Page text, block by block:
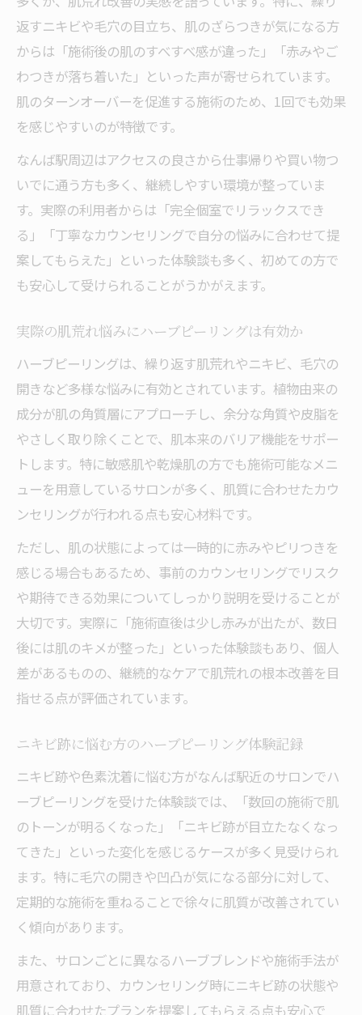
験
ハーブピーリングで叶える理想肌への近道
とは
駅近サロン選びとハーブピーリング施術の
流れ
仕事帰りに通えるハーブピーリングの魅力
ハーブピーリングで得られる肌荒れ改善効
果
敏感肌にも安心なハーブピーリングの選び方
敏感肌対応のハーブピーリング選択ポイン
ト
ハーブピーリング選びで大切なカウンセリ
ング
肌荒れを防ぐための施術コース選びのコツ
サロンごとに異なるハーブピーリングの安
全性
肌のターンオーバー正常化をサポートする方法
ハーブピーリングでターンオーバーを整え
肌荒れ改善に役立つターンオーバー促進術
ターンオーバー正常化とハーブピーリング
の関係
健やかな肌を目指すためのケアポイント
ターンオーバー周期に適したハーブピーリ
ング回数
ト
施術後の肌荒れ予防に必要なケア方法
ハーブピーリング後の保湿と紫外線対策の
重要性
ダウンタイム中の肌荒れ対策ポイントまと
め
ハーブピーリング後の赤みや乾燥に注意す
べき点
肌荒れを防ぐためのセルフケア実践法
悩み別に見るハーブピーリングの効果実感
返すニキビや毛穴の目立ち、肌のざらつきが気になる方
からは「施術後の肌のすべすべ感が違った」「赤みやご
わつきが落ち着いた」といった声が寄せられています。
肌のターンオーバーを促進する施術のため、1回でも効果
を感じやすいのが特徴です。
なんば駅周辺はアクセスの良さから仕事帰りや買い物つ
いでに通う方も多く、継続しやすい環境が整っていま
す。実際の利用者からは「完全個室でリラックスでき
る」「丁寧なカウンセリングで自分の悩みに合わせて提
案してもらえた」といった体験談も多く、初めての方で
も安心して受けられることがうかがえます。
実際の肌荒れ悩みにハーブピーリングは有効か
ハーブピーリングは、繰り返す肌荒れやニキビ、毛穴の
開きなど多様な悩みに有効とされています。植物由来の
成分が肌の角質層にアプローチし、余分な角質や皮脂を
やさしく取り除くことで、肌本来のバリア機能をサポー
トします。特に敏感肌や乾燥肌の方でも施術可能なメニ
ューを用意しているサロンが多く、肌質に合わせたカウ
ンセリングが行われる点も安心材料です。
ただし、肌の状態によっては一時的に赤みやピリつきを
感じる場合もあるため、事前のカウンセリングでリスク
や期待できる効果についてしっかり説明を受けることが
大切です。実際に「施術直後は少し赤みが出たが、数日
後には肌のキメが整った」といった体験談もあり、個人
差があるものの、継続的なケアで肌荒れの根本改善を目
指せる点が評価されています。
ニキビ跡に悩む方のハーブピーリング体験記録
ニキビ跡や色素沈着に悩む方がなんば駅近のサロンでハ
ーブピーリングを受けた体験談では、「数回の施術で肌
のトーンが明るくなった」「ニキビ跡が目立たなくなっ
てきた」といった変化を感じるケースが多く見受けられ
ます。特に毛穴の開きや凹凸が気になる部分に対して、
定期的な施術を重ねることで徐々に肌質が改善されてい
く傾向があります。
また、サロンごとに異なるハーブブレンドや施術手法が
用意されており、カウンセリング時にニキビ跡の状態や
肌質に合わせたプランを提案してもらえる点も安心で